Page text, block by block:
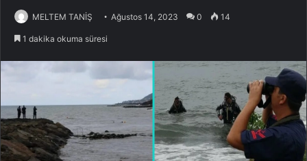
MELTEM TANİŞ Ağustos 14, 2023 0 14
1 dakika okuma süresi